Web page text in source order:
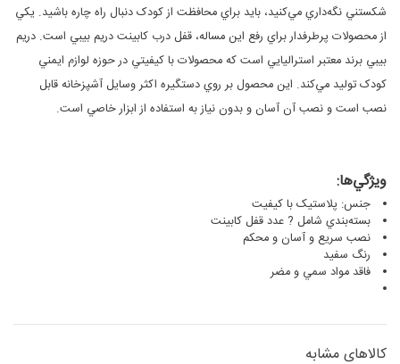
شکستني نگه‌داري مي‌کنيد، بايد براي محافظت از کودک دنبال راه چاره باشيد. يکي
از محصولات پرطرفدار براي رفع اين مساله، قفل درب کابينت دريم‌ بيبي است. دريم
بيبي برند معتبر استراليايي است که محصولات با کيفيتي در حوزه لوازم ايمني
کودک توليد مي‌کند. اين محصول بر روي دستگيره اکثر وسايل آشپزخانه قابل
نصب است و نصب آن آسان و بدون نياز به استفاده از ابزار خاصي است.
ويژگي‌ها:
جنس: پلاستيک با کيفيت
بسته‌بندي شامل ? عدد قفل کابينت
نصب سريع و آسان و محکم
رنگ سفيد
فاقد مواد سمي و مضر
کالاهای مشابه